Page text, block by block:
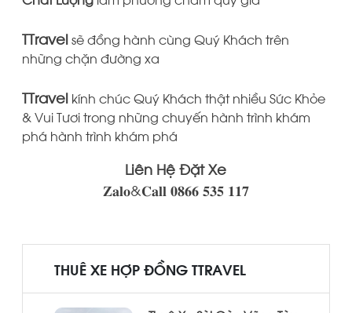
TTravelsẽ đồng hành cùng Quý Khách trên
những chặn đường xa
TTravel kính chúc Quý Khách thật nhiều Sức Khỏe
& Vui Tươi trong những chuyến hành trình khám
phá hành trình khám phá
Liên Hệ Đặt Xe
𝐙𝐚𝐥𝐨&𝐂𝐚𝐥𝐥 𝟎𝟖𝟔𝟔 𝟓𝟑𝟓 𝟏𝟏𝟕
THUÊ XE HỢP ĐỒNG TTRAVEL